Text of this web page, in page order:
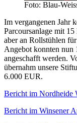
Foto: Blau-
Im vergangenen Jahr
Parcoursanlage mit
aber an Rollstühlen
Angebot konnten nun
angeschafft werden.
übernahm unsere
6.000 EUR.
Bericht im Nordheide
Bericht im Winsener